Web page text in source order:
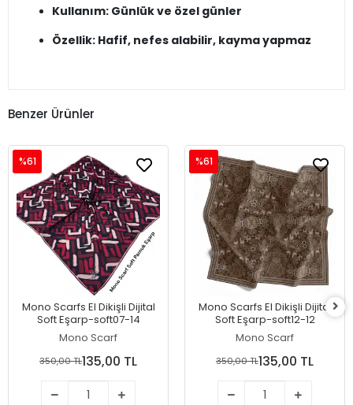
Kullanım: Günlük ve özel günler
Özellik: Hafif, nefes alabilir, kayma yapmaz
Benzer Ürünler
Mono Scarfs El Dikişli Dijital
Soft Eşarp-soft07-14
Mono Scarf
%61
350,00 TL135,00 TL
Mono Scarfs El Dikişli Dijital
Soft Eşarp-soft12-12
Mono Scarf
%61
350,00 TL135,00 TL